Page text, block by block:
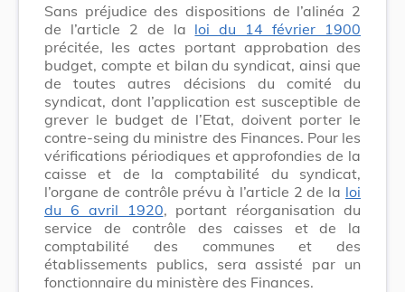
Sans préjudice des dispositions de l’alinéa 2
de l’article 2 de la loi du 14 février 1900
précitée, les actes portant approbation des
budget, compte et bilan du syndicat, ainsi que
de toutes autres décisions du comité du
syndicat, dont l’application est susceptible de
grever le budget de l’Etat, doivent porter le
contre-seing du ministre des Finances. Pour les
vérifications périodiques et approfondies de la
caisse et de la comptabilité du syndicat,
l’organe de contrôle prévu à l’article 2 de la loi
du 6 avril 1920, portant réorganisation du
service de contrôle des caisses et de la
comptabilité des communes et des
établissements publics, sera assisté par un
fonctionnaire du ministère des Finances.